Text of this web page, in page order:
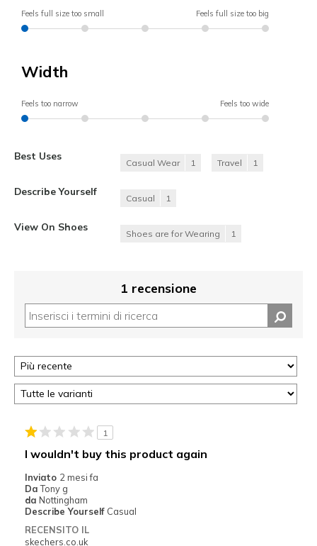
Feels full size too small Feels full size too big
Width
Feels too narrow Feels too wide
Best Uses
Casual Wear 1 Travel 1
Describe Yourself
Casual 1
View On Shoes
Shoes are for Wearing 1
1 recensione
1
I wouldn't buy this product again
Inviato 2 mesi fa
Da Tony g
da Nottingham
Describe Yourself Casual
RECENSITO IL
skechers.co.uk